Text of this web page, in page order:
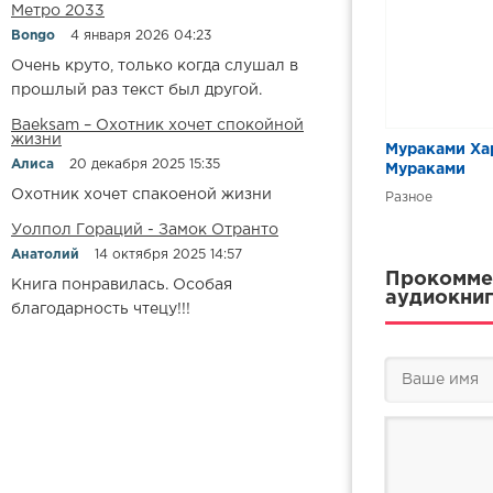
Метро 2033
Bongo 4 января 2026 04:23
Очень круто, только когда слушал в
прошлый раз текст был другой.
Baeksam – Охотник хочет спокойной
жизни
Алиса 20 декабря 2025 15:35
Охотник хочет спакоеной жизни
Уолпол Гораций - Замок Отранто
Анатолий 14 октября 2025 14:57
Книга понравилась. Особая
благодарность чтецу!!!
Мураками
Мураками
Разное